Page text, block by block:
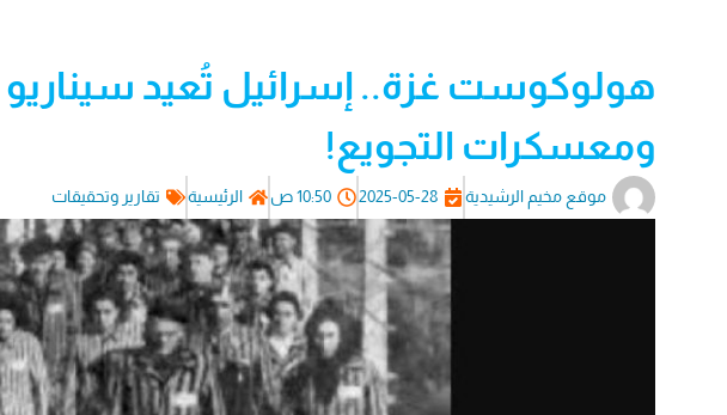
هولوكوست غزة.. إسرائيل تُعيد سيناريو
ومعسكرات التجويع!
موقع مخيم الرشيدية 2025-05-28 10:50 ص الرئيسية تقارير وتحقيقات